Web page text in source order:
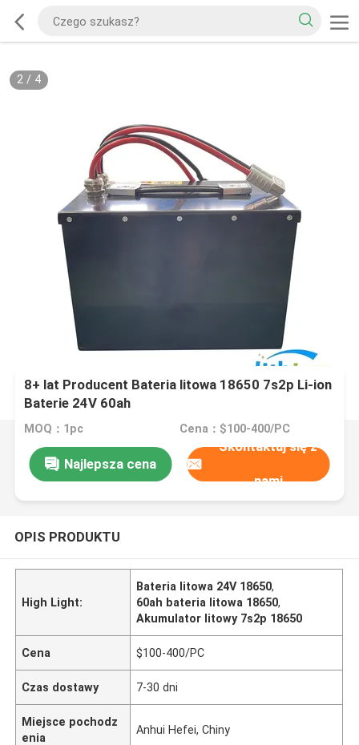
2/ 4
8+ lat Producent Bateria litowa 18650 7s2p Li-ion
Baterie 24V 60ah
MOQ：1pc Cena：$100-400/PC
Najlepsza cena
Skontaktuj się z
nami
OPIS PRODUKTU
High Light:
Bateria litowa 24V 18650,
60ah bateria litowa 18650,
Akumulator litowy 7s2p 18650
Cena $100-400/PC
Czas dostawy 7-30 dni
Miejsce pochodz
enia
Anhui Hefei, Chiny